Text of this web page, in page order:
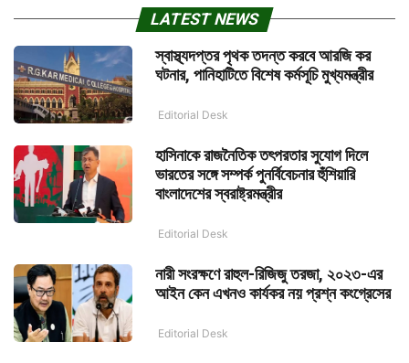
LATEST NEWS
স্বাস্থ্যদপ্তর পৃথক তদন্ত করবে আরজি কর
ঘটনার, পানিহাটিতে বিশেষ কর্মসূচি মুখ্যমন্ত্রীর
Editorial Desk
হাসিনাকে রাজনৈতিক তৎপরতার সুযোগ দিলে
ভারতের সঙ্গে সম্পর্ক পুনর্বিবেচনার হুঁশিয়ারি
বাংলাদেশের স্বরাষ্ট্রমন্ত্রীর
Editorial Desk
নারী সংরক্ষণে রাহুল-রিজিজু তরজা, ২০২৩-এর
আইন কেন এখনও কার্যকর নয় প্রশ্ন কংগ্রেসের
Editorial Desk